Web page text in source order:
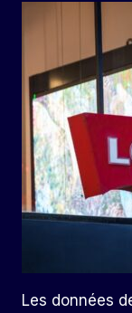
Les données